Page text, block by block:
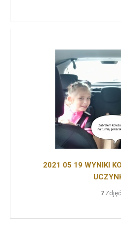
2021 05 19 WYNIKI
7Zdjęć